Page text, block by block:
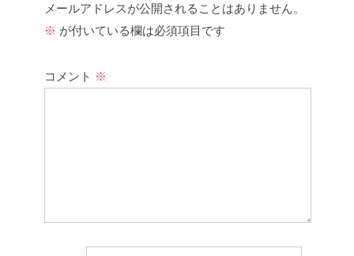
メールアドレスが公開されることはありません。
※ が付いている欄は必須項目です
コメント ※